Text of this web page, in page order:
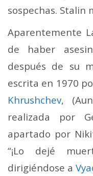
sospechas. Stalin
Aparentemente
de haber
después de su
escrita en 1970
Khrushchev,
realizada por
apartado por
“¡Lo dejé
dirigiéndose a